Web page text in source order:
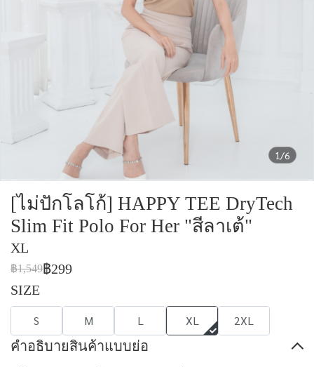
1/6
[ไม่ปักโลโก้] HAPPY TEE DryTech
Slim Fit Polo For Her "สีลาเต้"
XL
฿1,549฿299
SIZE
S M L XL 2XL
คำอธิบายสินค้าแบบย่อ